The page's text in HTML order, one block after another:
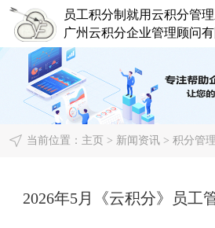
员工积分制就用云积分管
广州云积分企业管理顾问有
当前位置： 主页> 新闻资讯> 积分管
2026年5月《云积分》员工